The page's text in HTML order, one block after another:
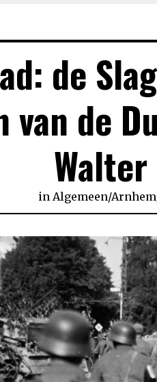
de
van de
in Algemeen/Arnhem